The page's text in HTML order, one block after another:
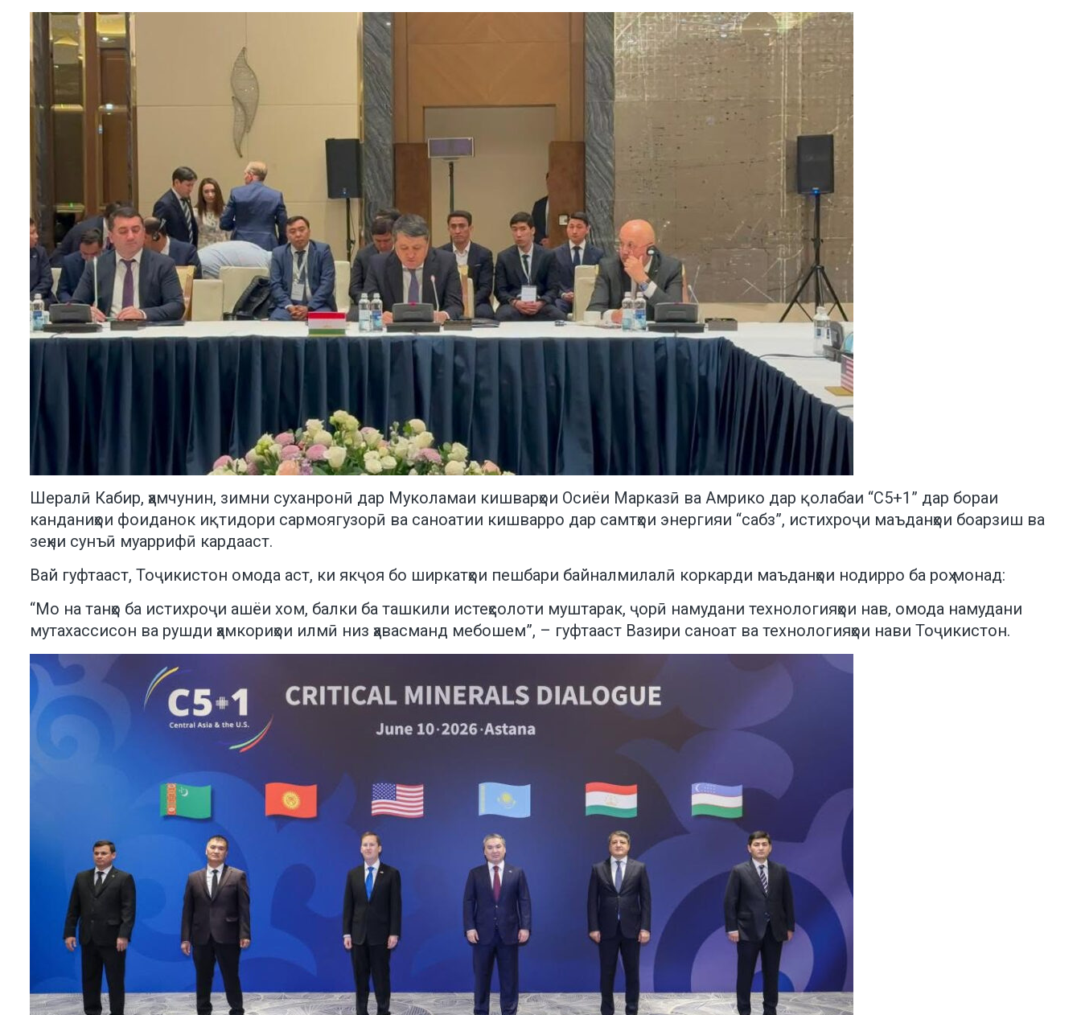
Шералӣ Кабир, ҳамчунин, зимни суханронӣ дар Муколамаи кишварҳои Осиёи Марказӣ ва Амрико дар қолабаи “C5+1” дар бораи
канданиҳои фоиданок иқтидори сармоягузорӣ ва саноатии кишварро дар самтҳои энергияи “сабз”, истихроҷи маъданҳои боарзиш ва
зеҳни сунъӣ муаррифӣ кардааст.
Вай гуфтааст, Тоҷикистон омода аст, ки якҷоя бо ширкатҳои пешбари байналмилалӣ коркарди маъданҳои нодирро ба роҳ монад:
“Мо на танҳо ба истихроҷи ашёи хом, балки ба ташкили истеҳсолоти муштарак, ҷорӣ намудани технологияҳои нав, омода намудани
мутахассисон ва рушди ҳамкориҳои илмӣ низ ҳавасманд мебошем”, – гуфтааст Вазири саноат ва технологияҳои нави Тоҷикистон.